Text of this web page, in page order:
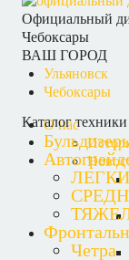
Официальный
Чебоксары
ВАШ ГОРОД
Ульяновск
Чебоксары
О нас
Каталог техники
Четра